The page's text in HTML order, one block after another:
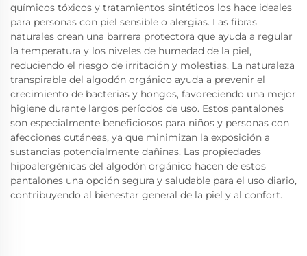
químicos tóxicos y tratamientos sintéticos los hace ideales
para personas con piel sensible o alergias. Las fibras
naturales crean una barrera protectora que ayuda a regular
la temperatura y los niveles de humedad de la piel,
reduciendo el riesgo de irritación y molestias. La naturaleza
transpirable del algodón orgánico ayuda a prevenir el
crecimiento de bacterias y hongos, favoreciendo una mejor
higiene durante largos períodos de uso. Estos pantalones
son especialmente beneficiosos para niños y personas con
afecciones cutáneas, ya que minimizan la exposición a
sustancias potencialmente dañinas. Las propiedades
hipoalergénicas del algodón orgánico hacen de estos
pantalones una opción segura y saludable para el uso diario,
contribuyendo al bienestar general de la piel y al confort.